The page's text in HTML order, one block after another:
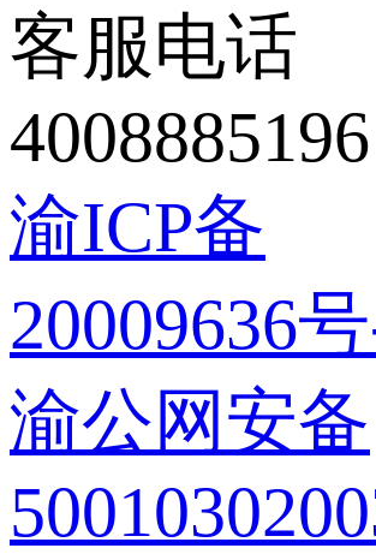
客服电话
4008885196
渝ICP备
20009636
渝公网安备